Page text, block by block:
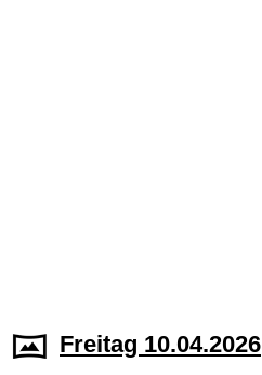
Freitag 10.04.2026